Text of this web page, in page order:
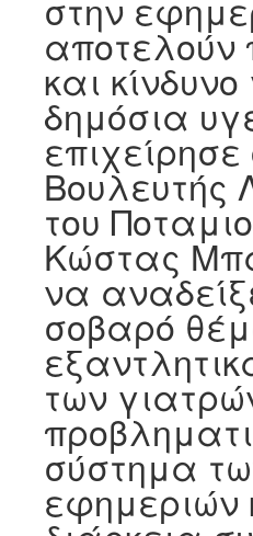
και
δημόσια
επιχείρησε
Βουλευτής
του
Κώστας
να
σοβαρό
των
σύστημα
εφημεριών